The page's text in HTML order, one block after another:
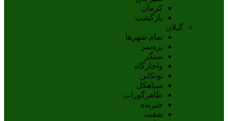
کرمان
بازگشت
گیلان
تمام شهر‌ها
پره‌سر
سنگر
واجارگاه
توتکابن
سیاهکل
طاهرگوراب
جیرنده
شفت